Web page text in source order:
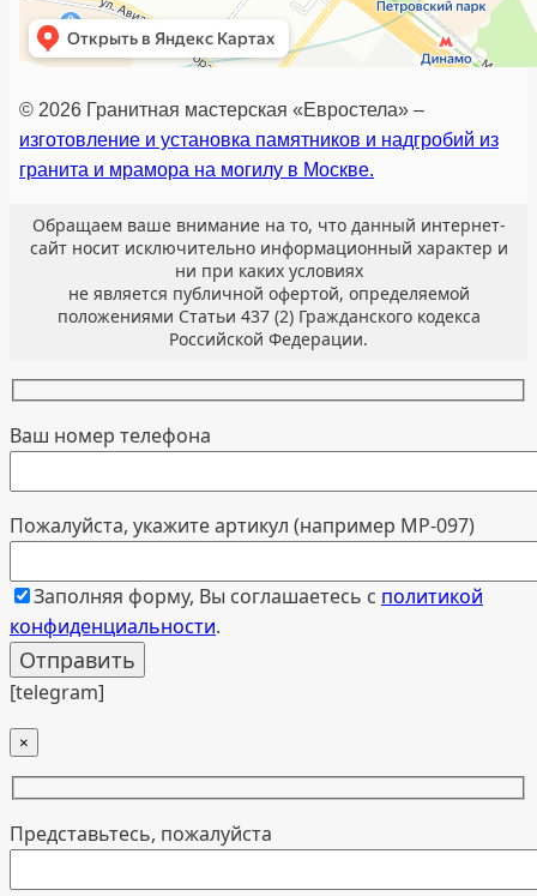
© 2026 Гранитная мастерская «Евростела» –
изготовление и установка памятников и надгробий из
гранита и мрамора на могилу в Москве.
Обращаем ваше внимание на то, что данный интернет-
сайт носит исключительно информационный характер и
ни при каких условиях
не является публичной офертой, определяемой
положениями Статьи 437 (2) Гражданского кодекса
Российской Федерации.
Ваш номер телефона
Пожалуйста, укажите артикул (например МР-097)
Заполняя форму, Вы соглашаетесь с политикой
конфиденциальности.
[telegram]
×
Представьтесь, пожалуйста